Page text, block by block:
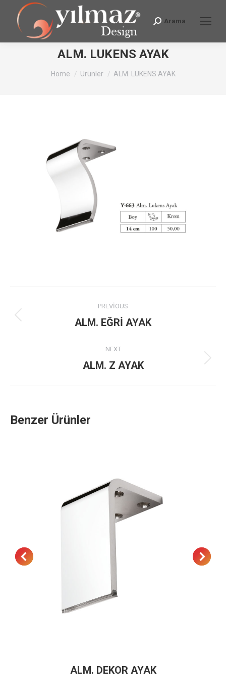
Search:
Arama
ALM. LUKENS AYAK
You are here:
Home Ürünler ALM. LUKENS AYAK
navigation
PREVIOUS
Previous
ALM. EĞRİ AYAK
NEXT
Next
ALM. Z AYAK
Benzer Ürünler
ALM. DEKOR AYAK